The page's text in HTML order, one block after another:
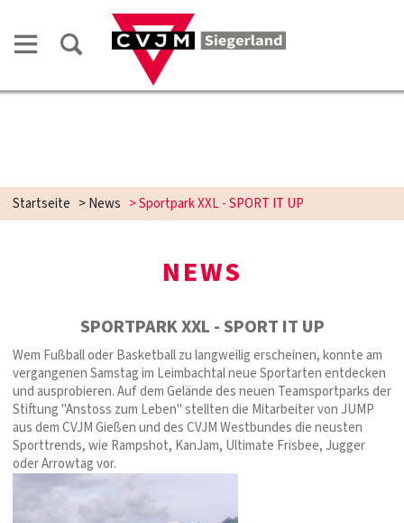
Startseite >News >Sportpark XXL - SPORT IT UP
NEWS
SPORTPARK XXL - SPORT IT UP
Wem Fußball oder Basketball zu langweilig erscheinen, konnte am
vergangenen Samstag im Leimbachtal neue Sportarten entdecken
und ausprobieren. Auf dem Gelände des neuen Teamsportparks der
Stiftung "Anstoss zum Leben" stellten die Mitarbeiter von JUMP
aus dem CVJM Gießen und des CVJM Westbundes die neusten
Sporttrends, wie Rampshot, KanJam, Ultimate Frisbee, Jugger
oder Arrowtag vor.